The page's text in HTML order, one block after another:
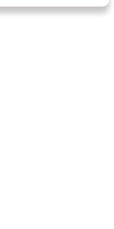
poitrines de poulet grillées de jenny